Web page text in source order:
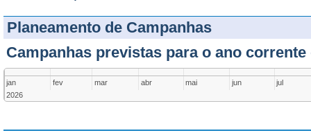
Planeamento de Campanhas
Campanhas previstas para o ano corrente
jan fev mar abr
mai
2026
jun jul